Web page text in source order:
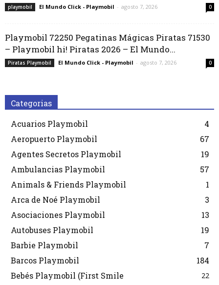
playmobil El Mundo Click - Playmobil - agosto 7, 2026 0
Playmobil 72250 Pegatinas Mágicas Piratas 71530
– Playmobil hi! Piratas 2026 – El Mundo...
Piratas Playmobil El Mundo Click - Playmobil - agosto 7, 2026 0
Categorias
Acuarios Playmobil
4
Aeropuerto Playmobil
67
Agentes Secretos Playmobil
19
Ambulancias Playmobil
57
Animals & Friends Playmobil
1
Arca de Noé Playmobil
3
Asociaciones Playmobil
13
Autobuses Playmobil
19
Barbie Playmobil
7
Barcos Playmobil
184
Bebés Playmobil (First Smile
22